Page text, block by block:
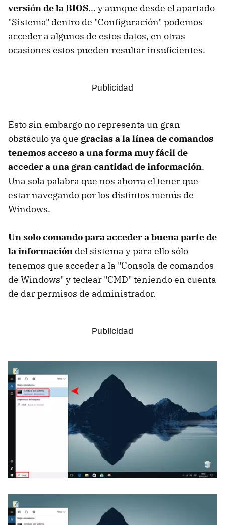
versión de la BIOS... y aunque desde el apartado
"Sistema" dentro de "Configuración" podemos
acceder a algunos de estos datos, en otras
ocasiones estos pueden resultar insuficientes.
Esto sin embargo no representa un gran
obstáculo ya que gracias a la línea de comandos
tenemos acceso a una forma muy fácil de
acceder a una gran cantidad de información.
Una sola palabra que nos ahorra el tener que
estar navegando por los distintos menús de
Windows.
Un solo comando para acceder a buena parte de
la información del sistema y para ello sólo
tenemos que acceder a la "Consola de comandos
de Windows" y teclear "CMD" teniendo en cuenta
de dar permisos de administrador.